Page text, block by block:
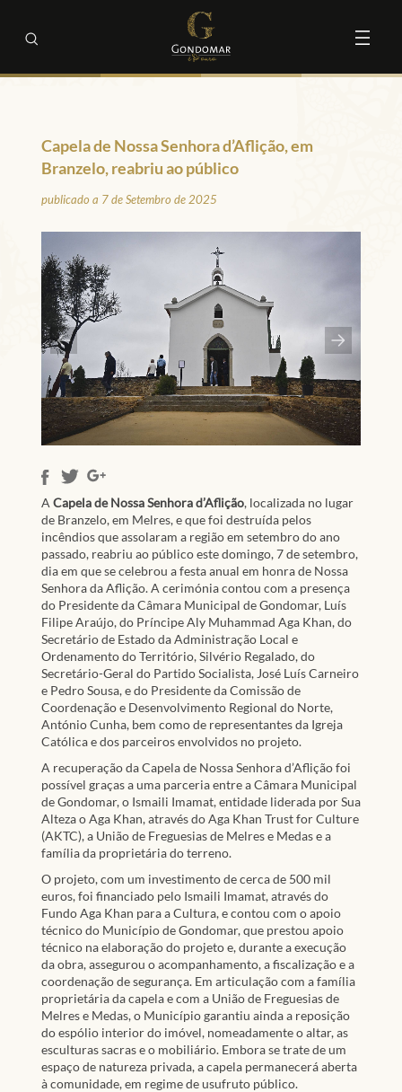
Capela de Nossa Senhora d’Aflição, em
Branzelo, reabriu ao público
publicado a 7 de Setembro de 2025
A Capela de Nossa Senhora d’Aflição, localizada no lugar
de Branzelo, em Melres, e que foi destruída pelos
incêndios que assolaram a região em setembro do ano
passado, reabriu ao público este domingo, 7 de setembro,
dia em que se celebrou a festa anual em honra de Nossa
Senhora da Aflição. A cerimónia contou com a presença
do Presidente da Câmara Municipal de Gondomar, Luís
Filipe Araújo, do Príncipe Aly Muhammad Aga Khan, do
Secretário de Estado da Administração Local e
Ordenamento do Território, Silvério Regalado, do
Secretário-Geral do Partido Socialista, José Luís Carneiro
e Pedro Sousa, e do Presidente da Comissão de
Coordenação e Desenvolvimento Regional do Norte,
António Cunha, bem como de representantes da Igreja
Católica e dos parceiros envolvidos no projeto.
A recuperação da Capela de Nossa Senhora d’Aflição foi
possível graças a uma parceria entre a Câmara Municipal
de Gondomar, o Ismaili Imamat, entidade liderada por Sua
Alteza o Aga Khan, através do Aga Khan Trust for Culture
(AKTC), a União de Freguesias de Melres e Medas e a
família da proprietária do terreno.
O projeto, com um investimento de cerca de 500 mil
euros, foi financiado pelo Ismaili Imamat, através do
Fundo Aga Khan para a Cultura, e contou com o apoio
técnico do Município de Gondomar, que prestou apoio
técnico na elaboração do projeto e, durante a execução
da obra, assegurou o acompanhamento, a fiscalização e a
coordenação de segurança. Em articulação com a família
proprietária da capela e com a União de Freguesias de
Melres e Medas, o Município garantiu ainda a reposição
do espólio interior do imóvel, nomeadamente o altar, as
esculturas sacras e o mobiliário. Embora se trate de um
espaço de natureza privada, a capela permanecerá aberta
à comunidade, em regime de usufruto público.